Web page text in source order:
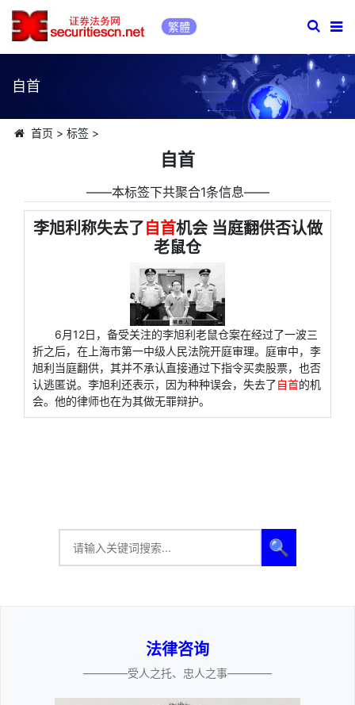
繁體
自首
首页 > 标签>
自首
――本标签下共聚合1条信息――
李旭利称失去了自首机会 当庭翻供否认做
老鼠仓
6月12日，备受关注的李旭利老鼠仓案在经过了一波三
折之后，在上海市第一中级人民法院开庭审理。庭审中，李
旭利当庭翻供，其并不承认直接通过下指令买卖股票，也否
认逃匿说。李旭利还表示，因为种种误会，失去了自首的机
会。他的律师也在为其做无罪辩护。
🔍
法律咨询
————受人之托、忠人之事————